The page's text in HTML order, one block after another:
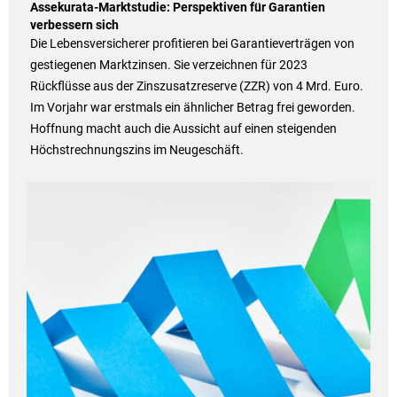
Assekurata-Marktstudie: Perspektiven für Garantien
verbessern sich
Die Lebensversicherer profitieren bei Garantieverträgen von
gestiegenen Marktzinsen. Sie verzeichnen für 2023
Rückflüsse aus der Zinszusatzreserve (ZZR) von 4 Mrd. Euro.
Im Vorjahr war erstmals ein ähnlicher Betrag frei geworden.
Hoffnung macht auch die Aussicht auf einen steigenden
Höchstrechnungszins im Neugeschäft.